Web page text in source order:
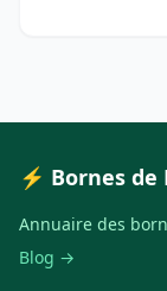
⚡ Bornes de
Annuaire des
Blog →